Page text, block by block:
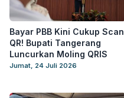
Bayar PBB Kini Cukup Scan
QR! Bupati Tangerang
Luncurkan Moling QRIS
Jumat, 24 Juli 2026